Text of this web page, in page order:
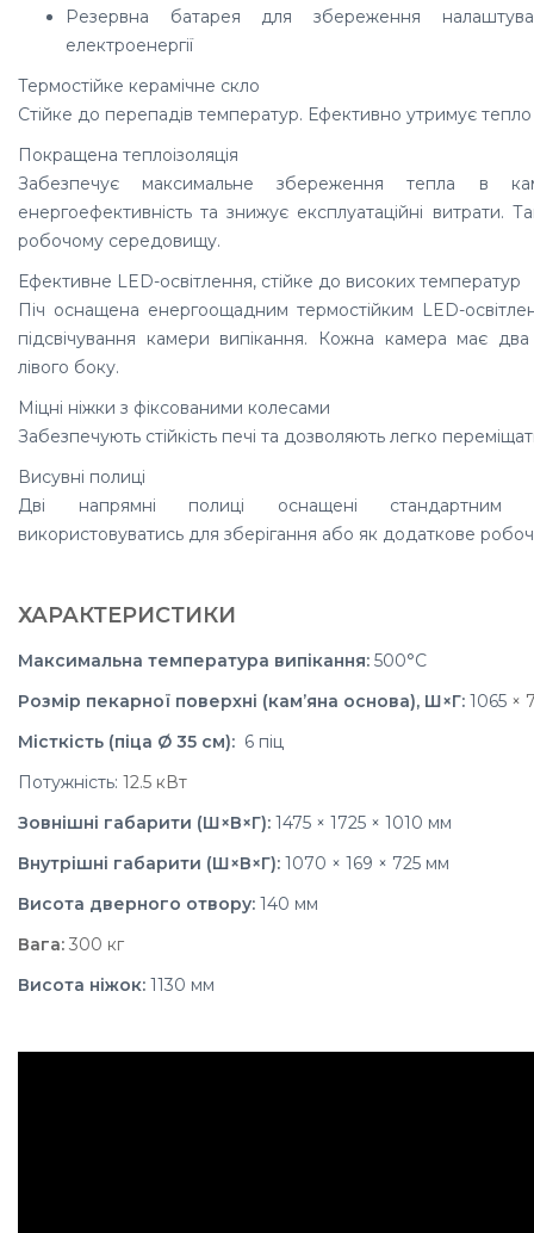
Резервна батарея для збереження
електроенергії
Термостійке керамічне скло
Стійке до перепадів температур. Ефективно утримує
Покращена теплоізоляція
Забезпечує максимальне збереження тепла в
енергоефективність та знижує експлуатаційні витрати.
робочому середовищу.
Ефективне LED-освітлення, стійке до високих температур
Піч оснащена енергоощадним термостійким LED-
підсвічування камери випікання. Кожна камера має два
лівого боку.
Міцні ніжки з фіксованими колесами
Забезпечують стійкість печі та дозволяють легко
Висувні полиці
Дві напрямні полиці оснащені стандартним
використовуватись для зберігання або як додаткове
ХАРАКТЕРИСТИКИ
Максимальна температура випікання: 500°C
Розмір пекарної поверхні (кам’яна основа), Ш×Г: 1065 ×
Місткість (піца Ø 35 см): 6 піц
Потужність: 12.5 кВт
Зовнішні габарити (Ш×В×Г): 1475 × 1725 × 1010 мм
Внутрішні габарити (Ш×В×Г): 1070 × 169 × 725 мм
Висота дверного отвору: 140 мм
Вага: 300 кг
Висота ніжок: 1130 мм